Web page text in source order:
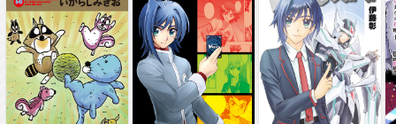
劇「ハイキュー!!」…
ハイパープロジェクション演
劇「ハイキュー!!」…